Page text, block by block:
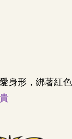
身形，綁著紅